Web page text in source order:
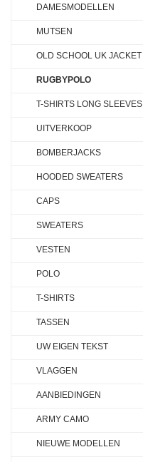
DAMESMODELLEN
MUTSEN
OLD SCHOOL UK JACKET
RUGBYPOLO
T-SHIRTS LONG SLEEVES
UITVERKOOP
BOMBERJACKS
HOODED SWEATERS
CAPS
SWEATERS
VESTEN
POLO
T-SHIRTS
TASSEN
UW EIGEN TEKST
VLAGGEN
AANBIEDINGEN
ARMY CAMO
NIEUWE MODELLEN